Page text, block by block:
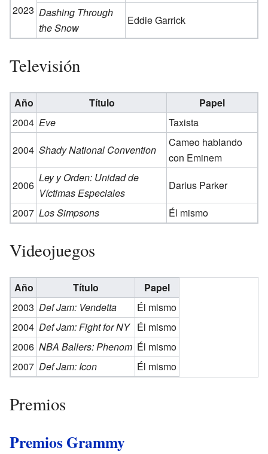
2023 Dashing Through
the Snow
Eddie Garrick
Televisión
Año Título
Papel
2004 Eve
Taxista
2004 Shady National Convention
Cameo hablando
con Eminem
2006
Ley y Orden: Unidad de
Víctimas Especiales
Darius Parker
2007 Los Simpsons Él mismo
Videojuegos
Año Título
Papel
2003 Def Jam: Vendetta
Él mismo
2004 Def Jam: Fight for NY Él mismo
2006 NBA Ballers: Phenom Él mismo
2007 Def Jam: Icon Él mismo
Premios
Premios Grammy